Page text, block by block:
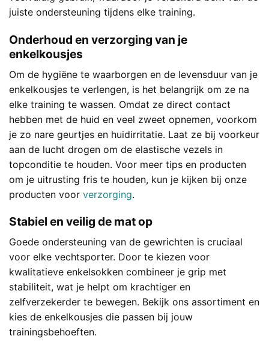
juiste ondersteuning tijdens elke training.
Onderhoud en verzorging van je
enkelkousjes
Om de hygiëne te waarborgen en de levensduur van je
enkelkousjes te verlengen, is het belangrijk om ze na
elke training te wassen. Omdat ze direct contact
hebben met de huid en veel zweet opnemen, voorkom
je zo nare geurtjes en huidirritatie. Laat ze bij voorkeur
aan de lucht drogen om de elastische vezels in
topconditie te houden. Voor meer tips en producten
om je uitrusting fris te houden, kun je kijken bij onze
producten voor verzorging.
Stabiel en veilig de mat op
Goede ondersteuning van de gewrichten is cruciaal
voor elke vechtsporter. Door te kiezen voor
kwalitatieve enkelsokken combineer je grip met
stabiliteit, wat je helpt om krachtiger en
zelfverzekerder te bewegen. Bekijk ons assortiment en
kies de enkelkousjes die passen bij jouw
trainingsbehoeften.